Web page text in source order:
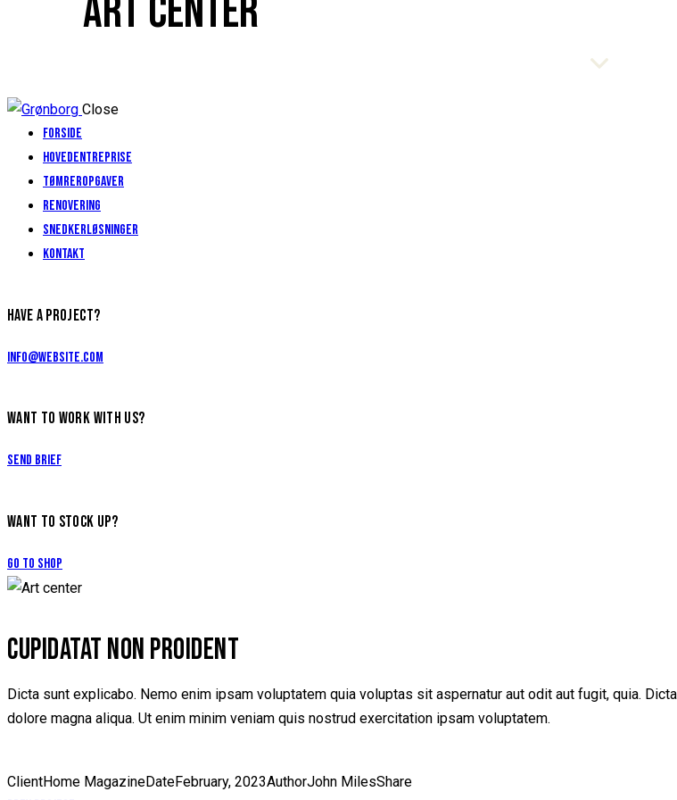
ART CENTER
Close
Forside
Hovedentreprise
Tømreropgaver
Renovering
Snedkerløsninger
Kontakt
HAVE A PROJECT?
info@website.com
WANT TO WORK WITH US?
Send Brief
WANT TO STOCK UP?
Go to Shop
CUPIDATAT NON PROIDENT
Dicta sunt explicabo. Nemo enim ipsam voluptatem quia voluptas sit aspernatur aut odit aut fugit, quia.
dolore magna aliqua. Ut enim minim veniam quis nostrud exercitation ipsam voluptatem.
ClientHome MagazineDateFebruary, 2023AuthorJohn MilesShare